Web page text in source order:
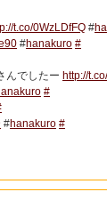
t.co/0WzLDfFQ #
#hanakuro #
んでしたー http://
#
#hanakuro #